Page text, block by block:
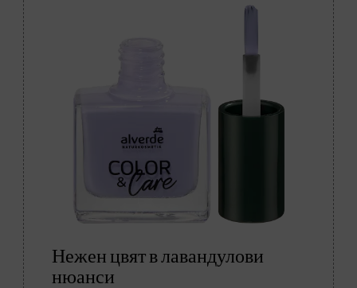
Нежен цвят в лавандулови
нюанси